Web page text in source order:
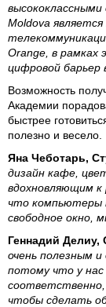
Moldova
Orange, в
цифровой барьер
Возможность
Академии
быстрее
полезно и весело.
Яна Чеботарь,
дизайн кафе,
вдохновляющим
что компьютеры
свободное окно,
Геннадий Делиу,
очень полезным
потому что у
соответственно,
чтобы сделать